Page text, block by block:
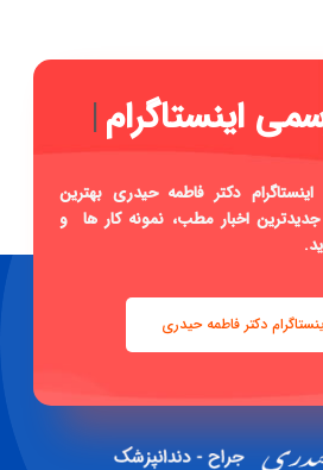
|
دکتر فاطمه حیدری بهترین
اخبار مطب، نمونه کار ها و
دکتر فاطمه حیدری